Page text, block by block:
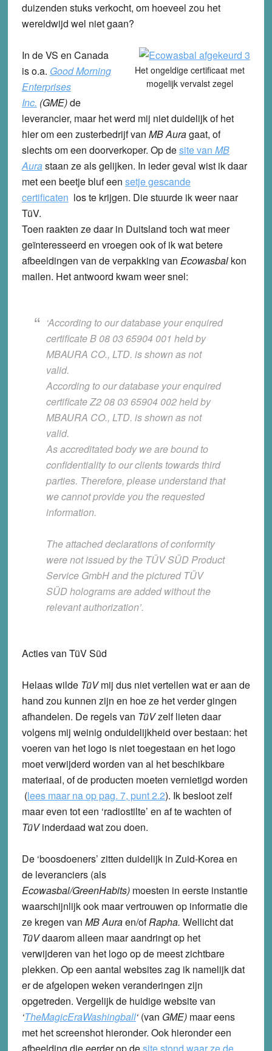
duizenden stuks verkocht, om hoeveel zou het
wereldwijd wel niet gaan?
Het ongeldige certificaat met
mogelijk vervalst zegel
In de VS en Canada
is o.a. Good Morning
Enterprises
Inc. (GME)de
leverancier, maar het werd mij niet duidelijk of het
hier om een zusterbedrijf van MB Auragaat, of
slechts om een doorverkoper. Op desite van MB
Aurastaan ze als gelijken. In ieder geval wist ik daar
met een beetje bluf een setje gescande
certificaten los te krijgen. Die stuurde ik weer naar
TüV.
Toen raakten ze daar in Duitsland toch wat meer
geïnteresseerd en vroegen ook of ik wat betere
afbeeldingen van de verpakking van Ecowasbalkon
mailen. Het antwoord kwam weer snel:
‘According to our database your enquired
certificate B 08 03 65904 001 held by
MBAURA CO., LTD. is shown asnot
valid.
According to our database your enquired
certificate Z2 08 03 65904 002 held by
MBAURA CO., LTD. is shown asnot
valid.
As accreditated body we are bound to
confidentiality to our clients towards third
parties. Therefore, please understand that
we cannot provide you the requested
information.
The attached declarations of conformity
were not issued by the TÜV SÜD Product
Service GmbH and the pictured TÜV
SÜD holograms areadded without the
relevant authorization’.
Acties van TüV Süd
Helaas wilde TüVmij dus niet vertellen wat er aan de
hand zou kunnen zijn en hoe ze het verder gingen
afhandelen. De regels van TüVzelf lieten daar
volgens mij weinig onduidelijkheid over bestaan: het
voeren van het logo is niet toegestaan en het logo
moet verwijderd worden van al het beschikbare
materiaal, of de producten moeten vernietigd worden
(lees maar na op pag. 7, punt 2.2). Ik besloot zelf
maar even tot een ‘radiostilte’ en af te wachten of
TüVinderdaad wat zou doen.
De ‘boosdoeners’ zitten duidelijk in Zuid-Korea en
de leveranciers (als
Ecowasbal/GreenHabits)moesten in eerste instantie
waarschijnlijk ook maar vertrouwen op informatie die
ze kregen van MB Auraen/ofRapha. Wellicht dat
TüVdaarom alleen maar aandringt op het
verwijderen van het logo op de meest zichtbare
plekken. Op een aantal websites zag ik namelijk dat
er de afgelopen weken veranderingen zijn
opgetreden. Vergelijk de huidige website van
‘TheMagicEraWashingball‘(van GME)maar eens
met het screenshot hieronder. Ook hieronder een